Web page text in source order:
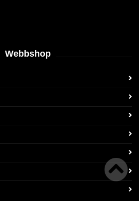
Webbshop